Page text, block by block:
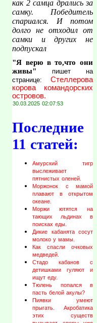
как 2 самца дрались за
самку. Победитель
спариался. И потом
долго не отходил от
самки и других не
подпускал
"Я верю в то,что они
живы" пишет на
странице: Стеллерова
корова командорских
островов.
30.03.2025 02:07:53
Последние
11 статей:
Амурский тигр
выслеживает
пятнистых оленей.
Моржонок с мамой
плавают в открытом
океане.
Моржи ютятся на
тающих льдинах в
поисках еды.
Дикие кабанята сосут
молоко у мамы.
Как спасли очковых
медведей.
Стадо кабанов с
детишками гуляют и
ищут еду.
Тюлень попался в
пасть белой акулы?
Пиявки умеют
прыгать. Акробатика
этих существ